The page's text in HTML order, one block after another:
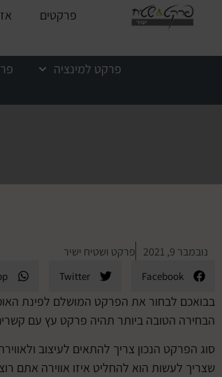
פרקטים
פרקט למינציה
נובמבר 9, 2021 פרקט ושטיח ישיר
Facebook
Twitter
בבואכם לבחור את הפרקט המושלם לפינת
הבחירה הטובה ביותר תהיה פרקט עץ עם קשרים
סוג הפרקט הנכון צריך להתאים לעיצוב
שצריך לעשות הוא להחליט איזו אווירה אתם